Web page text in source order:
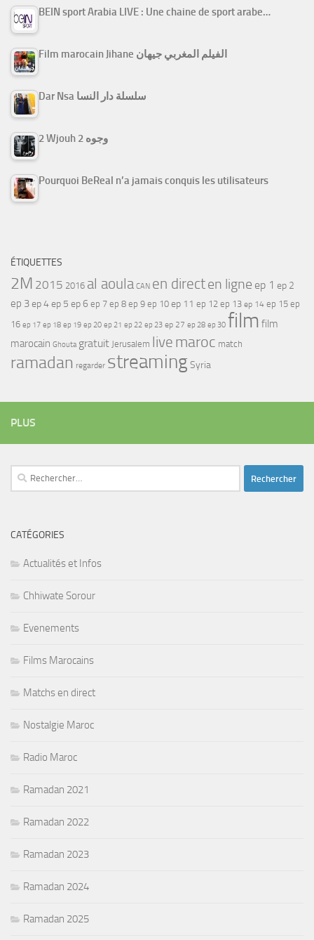
BEIN sport Arabia LIVE : Une chaine de sport arabe…
Film marocain Jihane الفيلم المغربي جيهان
Dar Nsa سلسلة دار النسا
2 Wjouh 2 وجوه
Pourquoi BeReal n’a jamais conquis les utilisateurs
ÉTIQUETTES
2M 2015 2016 al aoula CAN en directen ligne ep 1 ep 2
ep 3ep 4ep 5 ep 6 ep 7 ep 8 ep 9 ep 10 ep 11 ep 12 ep 13 ep 14 ep 15 ep
16 ep 17 ep 18 ep 19 ep 20 ep 21 ep 22 ep 23 ep 27 ep 28 ep 30 film film
marocain Ghouta gratuit Jerusalem live maroc match
ramadan regarder streamingSyria
PLUS
Rechercher :
CATÉGORIES
Actualités et Infos
Chhiwate Sorour
Evenements
Films Marocains
Matchs en direct
Nostalgie Maroc
Radio Maroc
Ramadan 2021
Ramadan 2022
Ramadan 2023
Ramadan 2024
Ramadan 2025